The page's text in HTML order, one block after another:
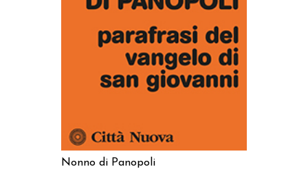
AGGIUNGI AL CARRELLO
Nonno di Panopoli